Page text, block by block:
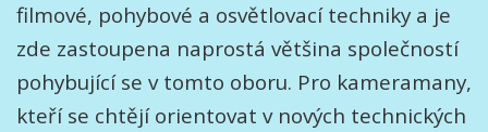
filmové, pohybové a osvětlovací techniky a je
zde zastoupena naprostá většina společností
pohybující se v tomto oboru. Pro kameramany,
kteří se chtějí orientovat v nových technických